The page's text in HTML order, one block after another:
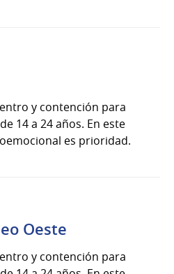
y contención para
14 a 24 años. En este
es prioridad.
Oeste
y contención para